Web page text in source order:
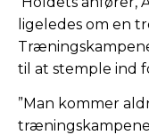
ligeledes om en
til at stemple ind
”Man kommer